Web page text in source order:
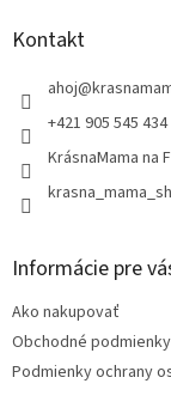
Kontakt
ahoj@
+421 905 545 434
KrásnaMama na
Informácie pre
Ako nakupovať
Obchodné podmienky
Podmienky ochrany